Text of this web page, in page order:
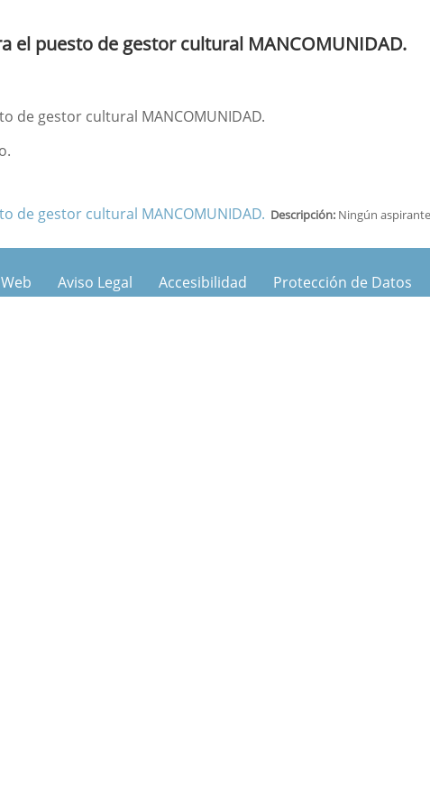
el puesto de gestor cultural MANCOMUNIDAD.
de gestor cultural MANCOMUNIDAD.
de gestor cultural MANCOMUNIDAD. Descripción: Ningún
Aviso Legal Accesibilidad Protección de Datos